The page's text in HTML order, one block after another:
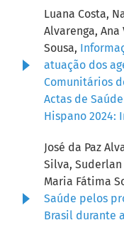
Luana Costa,
Alvarenga,
Sousa,
atuação dos
Comunitários
Actas de
Hispano 2024:
José da Paz
Silva,
Maria Fátima
Saúde pelos
Brasil durante